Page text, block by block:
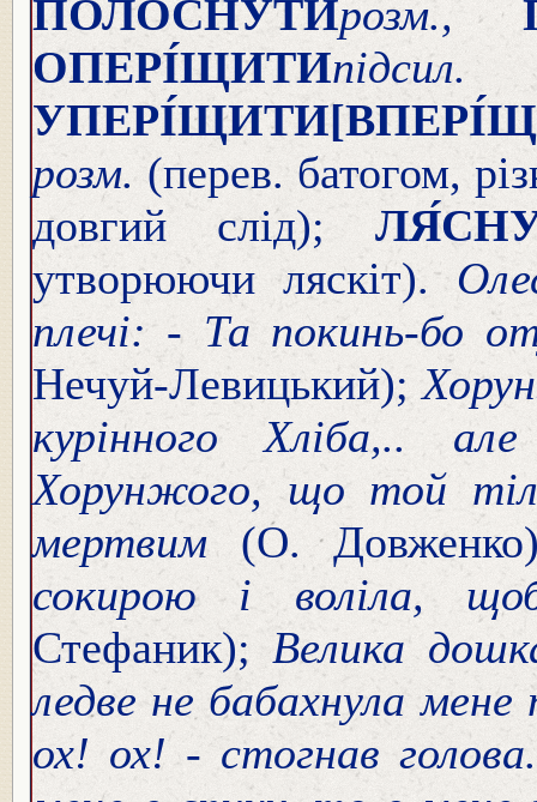
ПОЛОСНУ́ТИрозм.,
ОПЕРІ́ЩИТИ
УПЕРІ́ЩИТИ
розм. (перев. батогом,
довгий слід);
утворюючи ляскіт).
плечі: - Та покинь-бо
Нечуй-Левицький);
курінного Хліба,..
Хорунжого, що той
мертвим (О.
сокирою і воліла,
Стефаник);Велика
ледве не бабахнула мене
ох! ох! - стогнав